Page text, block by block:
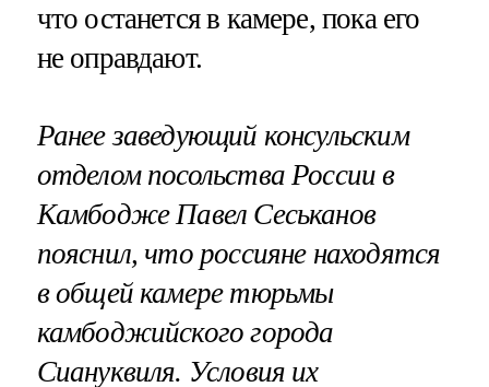
что останется в камере, пока его
не оправдают.
Ранее заведующий консульским
отделом посольства России в
Камбодже Павел Сеськанов
пояснил, что россияне находятся
в общей камере тюрьмы
камбоджийского города
Сиануквиля. Условия их